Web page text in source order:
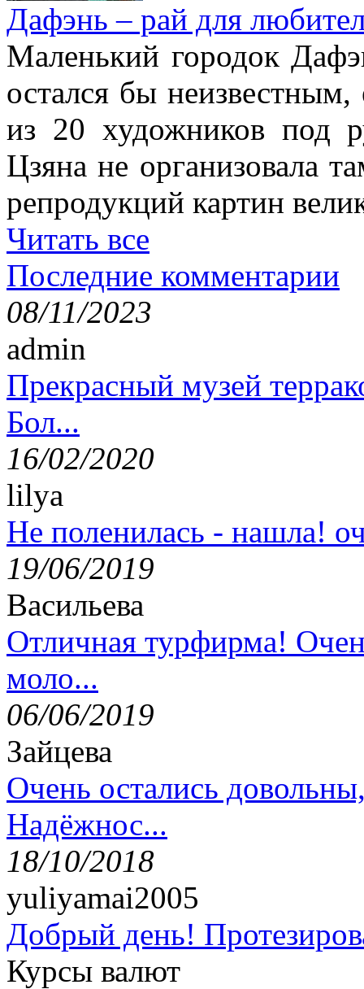
Дафэнь – рай для
Маленький городок
остался бы
из 20 художников под
Цзяна не организовала
репродукций картин
Читать все
Последние комментарии
08/11/2023
admin
Прекрасный музей
Бол...
16/02/2020
lilya
Не поленилась - нашла!
19/06/2019
Васильева
Отличная турфирма!
моло...
06/06/2019
Зайцева
Очень остались
Надёжнос...
18/10/2018
yuliyamai2005
Добрый день!
Курсы валют